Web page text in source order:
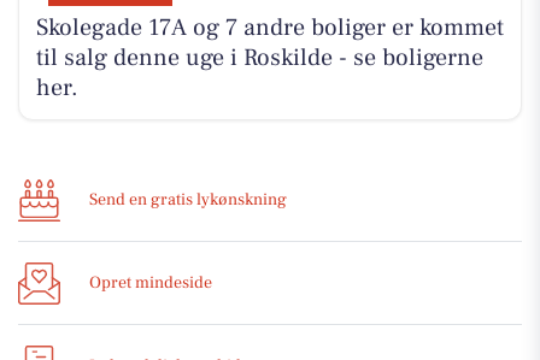
Skolegade 17A og 7 andre boliger er kommet
til salg denne uge i Roskilde - se boligerne
her.
Send en gratis lykønskning
Opret mindeside